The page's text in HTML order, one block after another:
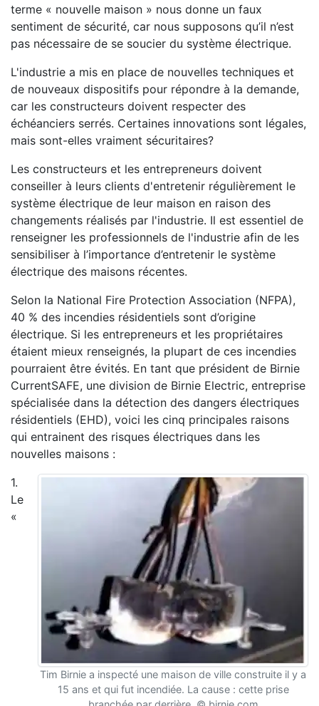
terme « nouvelle maison » nous donne un faux
sentiment de sécurité, car nous supposons qu’il n’est
pas nécessaire de se soucier du système électrique.
L'industrie a mis en place de nouvelles techniques et
de nouveaux dispositifs pour répondre à la demande,
car les constructeurs doivent respecter des
échéanciers serrés. Certaines innovations sont légales,
mais sont-elles vraiment sécuritaires?
Les constructeurs et les entrepreneurs doivent
conseiller à leurs clients d'entretenir régulièrement le
système électrique de leur maison en raison des
changements réalisés par l'industrie. Il est essentiel de
renseigner les professionnels de l'industrie afin de les
sensibiliser à l’importance d’entretenir le système
électrique des maisons récentes.
Selon la National Fire Protection Association (NFPA),
40 % des incendies résidentiels sont d’origine
électrique. Si les entrepreneurs et les propriétaires
étaient mieux renseignés, la plupart de ces incendies
pourraient être évités. En tant que président de Birnie
CurrentSAFE, une division de Birnie Electric, entreprise
spécialisée dans la détection des dangers électriques
résidentiels (EHD), voici les cinq principales raisons
qui entrainent des risques électriques dans les
nouvelles maisons :
Tim Birnie a inspecté une maison de ville construite il y a
15 ans et qui fut incendiée. La cause : cette prise
1.
Le
«